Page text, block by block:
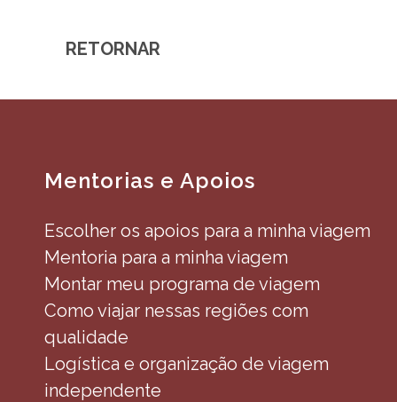
RETORNAR
Mentorias e Apoios
Escolher os apoios para a minha viagem
Mentoria para a minha viagem
Montar meu programa de viagem
Como viajar nessas regiões com
qualidade
Logística e organização de viagem
independente